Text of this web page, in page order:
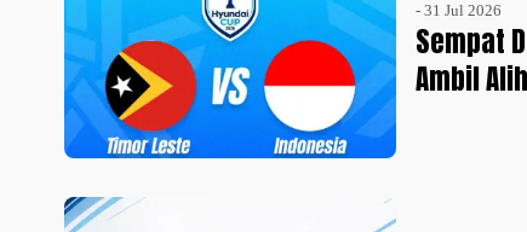
- 31 Jul 2026
Sempat
Ambil